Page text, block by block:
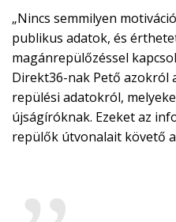
„Nincs semmilyen
publikus adatok, és
magánrepülőzéssel
Direkt36-nak Pető
repülési adatokról,
újságíróknak. Ezeket az
repülők útvonalait követő